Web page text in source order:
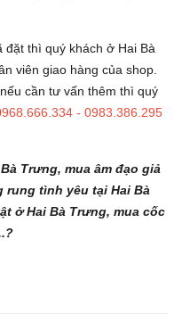
đặt thì quý khách ở Hai Bà
viên giao hàng của shop.
cần tư vấn thêm thì quý
- 0983.386.295
Trưng, mua âm đạo giả
rung tình yêu tại Hai Bà
ở Hai Bà Trưng, mua cốc